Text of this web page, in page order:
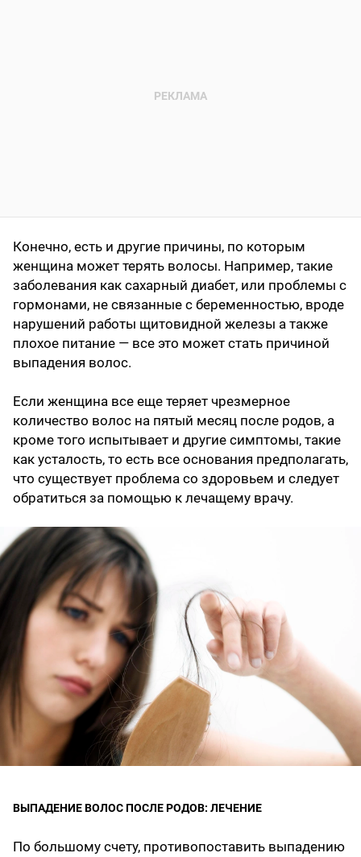
Конечно, есть и другие причины, по которым
женщина может терять волосы. Например, такие
заболевания как сахарный диабет, или проблемы с
гормонами, не связанные с беременностью, вроде
нарушений работы щитовидной железы а также
плохое питание — все это может стать причиной
выпадения волос.
Если женщина все еще теряет чрезмерное
количество волос на пятый месяц после родов, а
кроме того испытывает и другие симптомы, такие
как усталость, то есть все основания предполагать,
что существует проблема со здоровьем и следует
обратиться за помощью к лечащему врачу.
ВЫПАДЕНИЕ ВОЛОС ПОСЛЕ РОДОВ: ЛЕЧЕНИЕ
По большому счету, противопоставить выпадению